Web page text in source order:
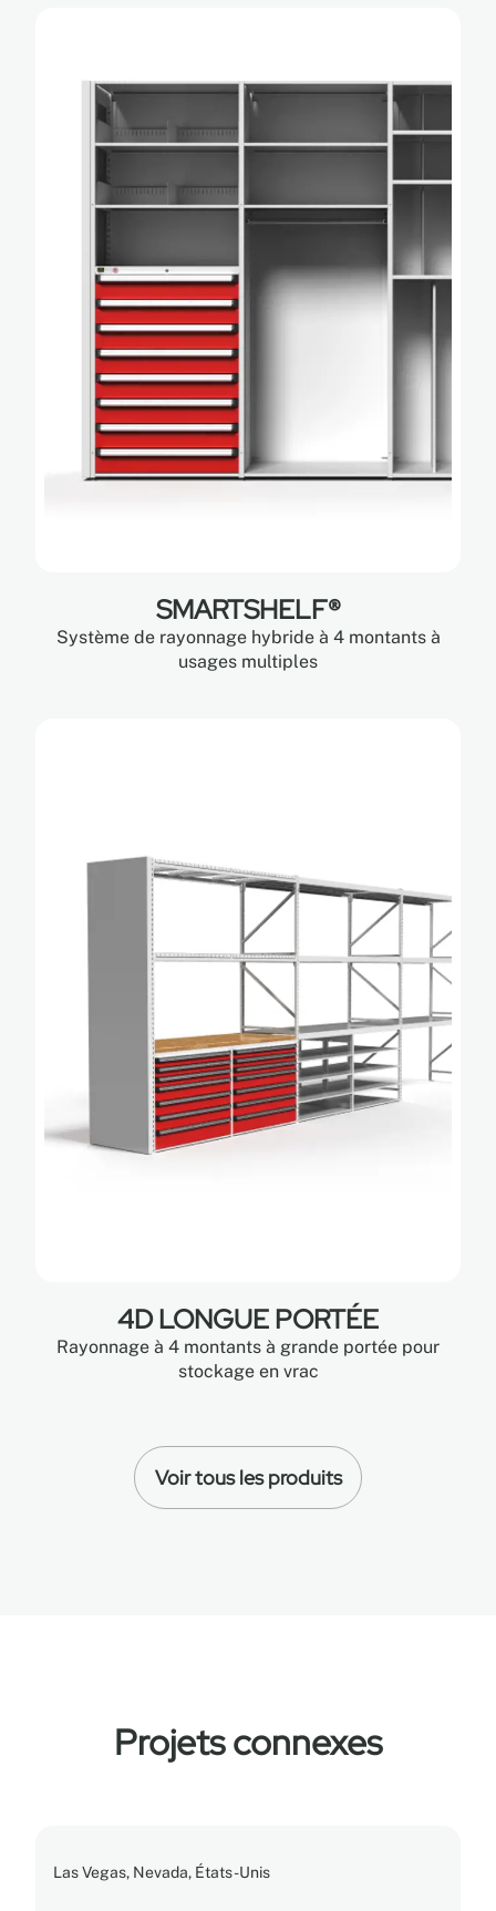
SMARTSHELF®
Système de rayonnage hybride à 4 montants à
usages multiples
4D LONGUE PORTÉE
Rayonnage à 4 montants à grande portée pour
stockage en vrac
Voir tous les produits
Projets connexes
Las Vegas, Nevada, États-Unis